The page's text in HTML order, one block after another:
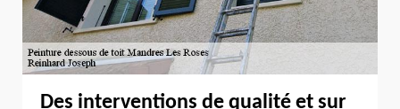
Des interventions de qualité et sur